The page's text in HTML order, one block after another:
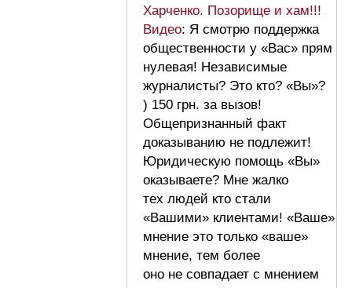
Харченко. Позорище и хам!!!
Видео: Я смотрю поддержка
общественности у «Вас» прям
нулевая! Независимые
журналисты? Это кто? «Вы»?
) 150 грн. за вызов!
Общепризнанный факт
доказыванию не подлежит!
Юридическую помощь «Вы»
оказываете? Мне жалко
тех людей кто стали
«Вашими» клиентами! «Ваше»
мнение это только «ваше»
мнение, тем более
оно не совпадает с мнением